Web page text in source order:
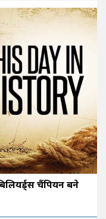
चैंपियन बने